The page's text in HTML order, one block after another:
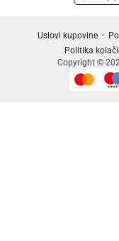
Uslovi kupovine
Politika
Copyright ©